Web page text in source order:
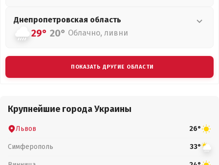
Днепропетровская область
29° 20° Облачно, ливни
ПОКАЗАТЬ ДРУГИЕ ОБЛАСТИ
Крупнейшие города Украины
Львов 26°
Симферополь 33°